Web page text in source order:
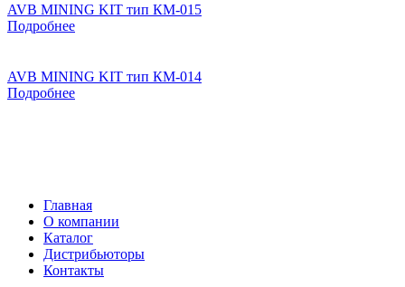
AVB MINING KIT тип КМ-015
Подробнее
AVB MINING KIT тип КМ-014
Подробнее
Главная
О компании
Каталог
Дистрибьюторы
Контакты